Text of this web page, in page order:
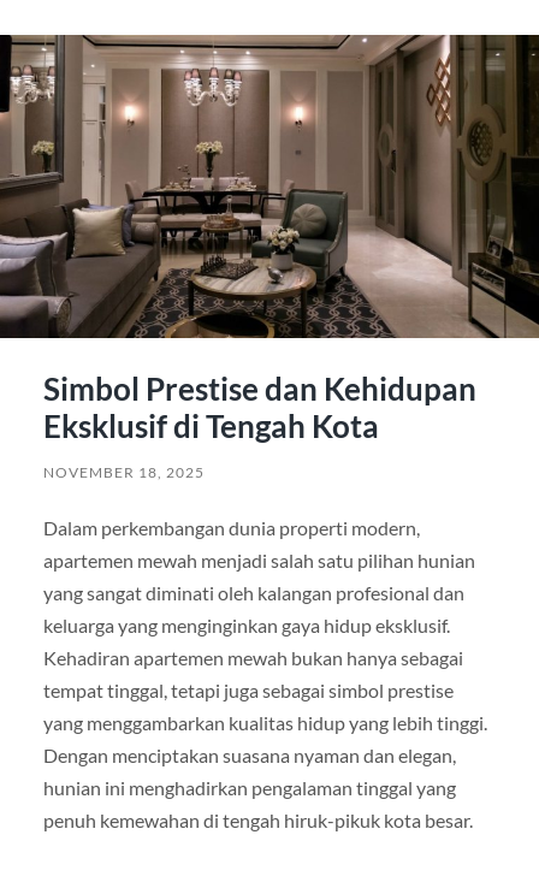
Simbol Prestise dan Kehidupan
Eksklusif di Tengah Kota
NOVEMBER 18, 2025
Dalam perkembangan dunia properti modern,
apartemen mewah menjadi salah satu pilihan hunian
yang sangat diminati oleh kalangan profesional dan
keluarga yang menginginkan gaya hidup eksklusif.
Kehadiran apartemen mewah bukan hanya sebagai
tempat tinggal, tetapi juga sebagai simbol prestise
yang menggambarkan kualitas hidup yang lebih tinggi.
Dengan menciptakan suasana nyaman dan elegan,
hunian ini menghadirkan pengalaman tinggal yang
penuh kemewahan di tengah hiruk-pikuk kota besar.